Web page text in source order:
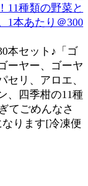
11種類の野菜と
1本あたり＠300
本セット♪「ゴ
ーヤー、ゴーヤ
セリ、アロエ、
、四季柑の11種
てごめんなさ
ります[冷凍便